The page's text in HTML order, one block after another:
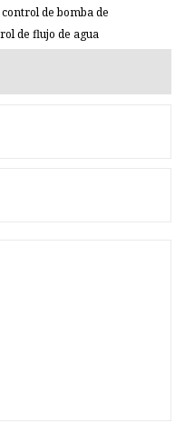
de bomba de
de flujo de agua